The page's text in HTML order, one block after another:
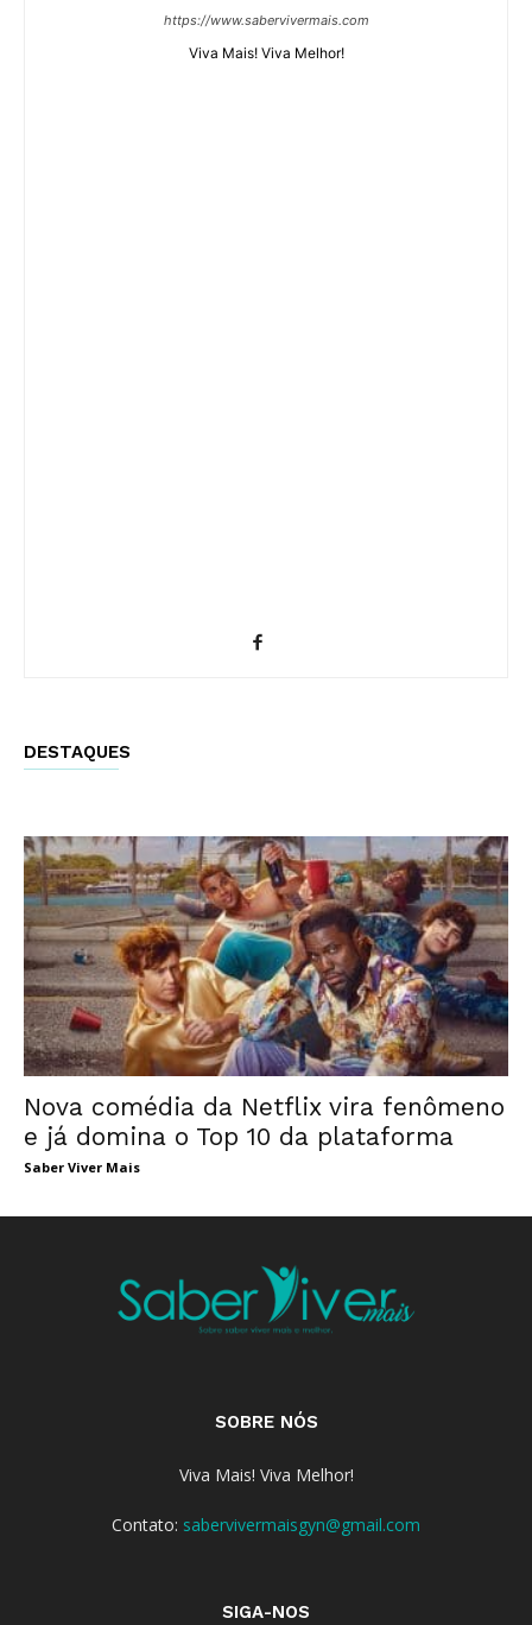
https://www.sabervivermais.com
Viva Mais! Viva Melhor!
DESTAQUES
Nova comédia da Netflix vira fenômeno
e já domina o Top 10 da plataforma
Saber Viver Mais
SOBRE NÓS
Viva Mais! Viva Melhor!
Contato: sabervivermaisgyn@gmail.com
SIGA-NOS